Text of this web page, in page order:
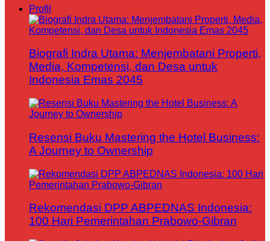
Profil
Biografi Indra Utama: Menjembatani Properti,
Media, Kompetensi, dan Desa untuk
Indonesia Emas 2045
Resensi Buku Mastering the Hotel Business:
A Journey to Ownership
Rekomendasi DPP ABPEDNAS Indonesia:
100 Hari Pemerintahan Prabowo-Gibran